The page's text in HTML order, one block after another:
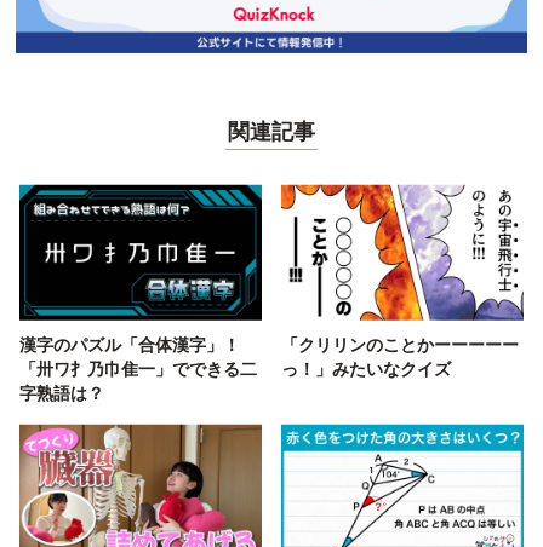
関連記事
漢字のパズル「合体漢字」！
「卅ワ扌乃巾隹一」でできる二
字熟語は？
「クリリンのことかーーーーー
っ！」みたいなクイズ